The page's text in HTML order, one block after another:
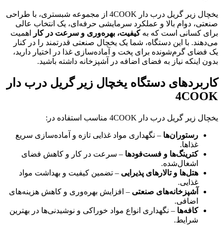
یخچال زیر گریل درب دار 4COOK از مجموعه شبستری، با طراحی
صنعتی، دوام بالا و عملکرد سرمایشی حرفه‌ای، یک انتخاب عالی
برای کسانی است که به کیفیت، بهره‌وری و سرعت در کار
اهمیت
می‌دهند. با این دستگاه، شما یک یخچال صنعتی قدرتمند را در کنار
یک فضای گرم‌شونده برای پخت و آماده‌سازی غذا در اختیار دارید،
بدون اینکه نیاز به فضای اضافه در آشپزخانه داشته باشید.
کاربردهای دستگاه یخچال زیر گریل درب دار
4COOK
یخچال زیر گریل درب دار 4COOK مناسب استفاده در:
رستوران‌ها – نگهداری مواد غذایی تازه و آماده‌سازی سریع
غذاها.
کترینگ‌ها و فست‌فودها – سرعت در کار و کاهش فضای
اشغال‌شده.
هتل‌ها و تالارهای پذیرایی – تضمین کیفیت و بهداشت مواد
غذایی.
آشپزخانه‌های صنعتی – افزایش بهره‌وری و کاهش هزینه‌های
اضافی.
کافه‌ها – نگهداری انواع مواد خوراکی و نوشیدنی‌ها در بهترین
شرایط.